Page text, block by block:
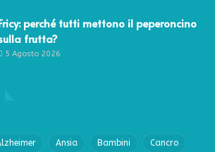
perché tutti mettono il peperoncino
frutta?
5 Agosto 2026
Ansia Bambini Cancro